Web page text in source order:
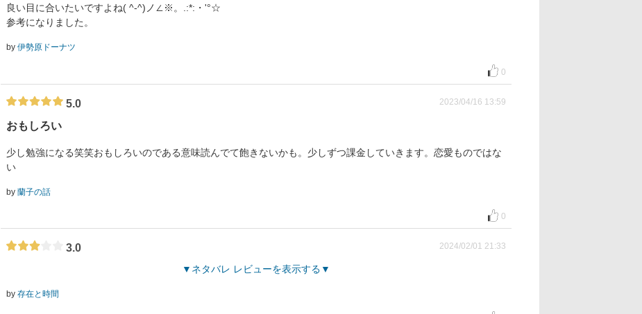
良い目に合いたいですよね( ^-^)ノ∠※。.:*:・'°☆
参考になりました。
by 伊勢原ドーナツ
0
5.0 2023/04/16 13:59
おもしろい
少し勉強になる笑笑おもしろいのである意味読んでて飽きないかも。少しずつ課金していきます。恋愛ものではな
い
by 蘭子の話
0
3.0 2024/02/01 21:33
ネタバレ レビューを表示する
by 存在と時間